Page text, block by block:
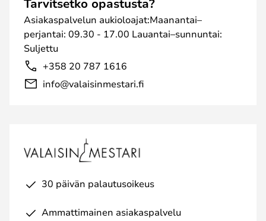
Tarvitsetko opastusta?
Asiakaspalvelun aukioloajat:Maanantai–
perjantai: 09.30 - 17.00 Lauantai–sunnuntai:
Suljettu
+358 20 787 1616
info@valaisinmestari.fi
30 päivän palautusoikeus
Ammattimainen asiakaspalvelu